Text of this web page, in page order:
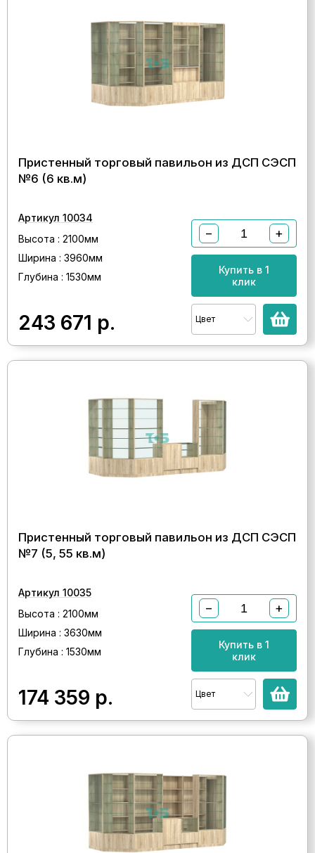
Пристенный торговый павильон из ДСП СЭСП
№6 (6 кв.м)
Артикул 10034
Высота : 2100мм
Ширина : 3960мм
Глубина : 1530мм
243 671 р.
− +
Купить в 1
клик
Цвет
Пристенный торговый павильон из ДСП СЭСП
№7 (5, 55 кв.м)
Артикул 10035
Высота : 2100мм
Ширина : 3630мм
Глубина : 1530мм
174 359 р.
− +
Купить в 1
клик
Цвет